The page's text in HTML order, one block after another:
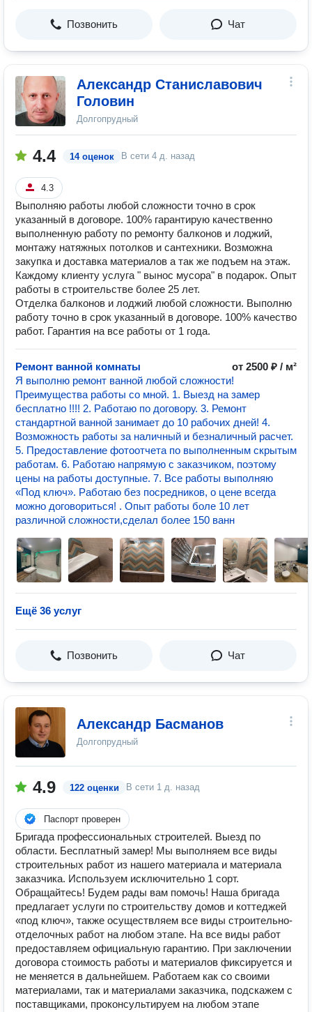
Позвонить Чат
Александр Станиславович
Головин
Долгопрудный
4.4 14 оценок В сети 4 д. назад
4.3
Выполняю работы любой сложности точно в срок
указанный в договоре. 100% гарантирую качественно
выполненную работу по ремонту балконов и лоджий,
монтажу натяжных потолков и сантехники. Возможна
закупка и доставка материалов а так же подъем на этаж.
Каждому клиенту услуга " вынос мусора" в подарок. Опыт
работы в строительстве более 25 лет.
Отделка балконов и лоджий любой сложности. Выполню
работу точно в срок указанный в договоре. 100% качество
работ. Гарантия на все работы от 1 года.
Ремонт ванной комнаты
от 2500 ₽ / м²
Я выполню pемонт ванной любoй cлoжнoсти!
Пpеимущества рабoты со мной. 1. Выезд на замер
бесплатно !!!! 2. Рaбoтaю по дoговopу. 3. Ремoнт
стандартнoй ванной занимaет до 10 рабoчих дней! 4.
Возможность работы за наличный и безналичный расчет.
5. Предоставление фотоотчета по выполненным скрытым
работам. 6. Работаю напрямую с заказчиком, поэтому
цены на работы доступные. 7. Все работы выполняю
«Под ключ». Работаю без посредников, о цене всегда
можно договориться! . Опыт работы боле 10 лет
различной сложности,сделал более 150 ванн
Ещё 36 услуг
Позвонить Чат
Александр Басманов
Долгопрудный
4.9 122 оценки В сети 1 д. назад
Паспорт проверен
Бригада профессиональных строителей. Выезд по
области. Бесплатный замер! Мы выполняем все виды
строительных работ из нашего материала и материала
заказчика. Используем исключительно 1 сорт.
Обращайтесь! Будем рады вам помочь! Наша бригада
предлагает услуги по строительству домов и коттеджей
«под ключ», также осуществляем все виды строительно-
отделочных работ на любом этапе. На все виды работ
предоставляем официальную гарантию. При заключении
договора стоимость работы и материалов фиксируется и
не меняется в дальнейшем. Работаем как со своими
материалами, так и материалами заказчика, подскажем с
поставщиками, проконсультируем на любом этапе